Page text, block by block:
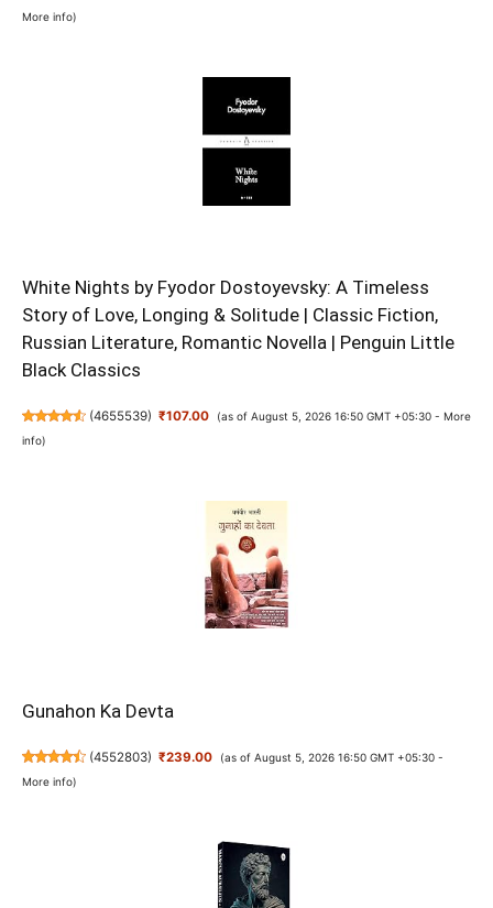
More info)
White Nights by Fyodor Dostoyevsky: A Timeless
Story of Love, Longing & Solitude | Classic Fiction,
Russian Literature, Romantic Novella | Penguin Little
Black Classics
(4655539) ₹107.00 (as of August 5, 2026 16:50 GMT +05:30 - More
info)
Gunahon Ka Devta
(4552803) ₹239.00
(as of August 5, 2026 16:50 GMT +05:30 -
More info)